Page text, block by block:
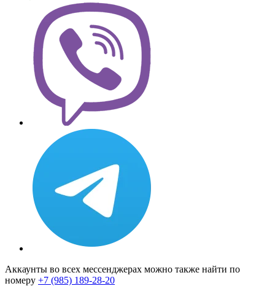
Аккаунты во всех мессенджерах можно также найти по
номеру +7 (985) 189-28-20